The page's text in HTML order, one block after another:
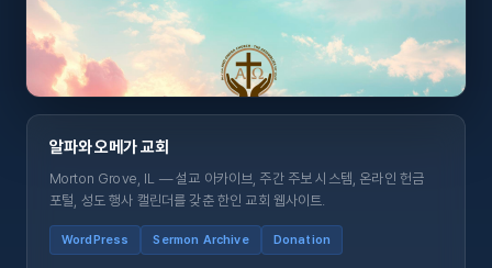
알파와 오메가 교회
Morton Grove, IL — 설교 아카이브, 주간 주보 시스템, 온라인 헌금
포털, 성도 행사 캘린더를 갖춘 한인 교회 웹사이트.
WordPress Sermon Archive Donation